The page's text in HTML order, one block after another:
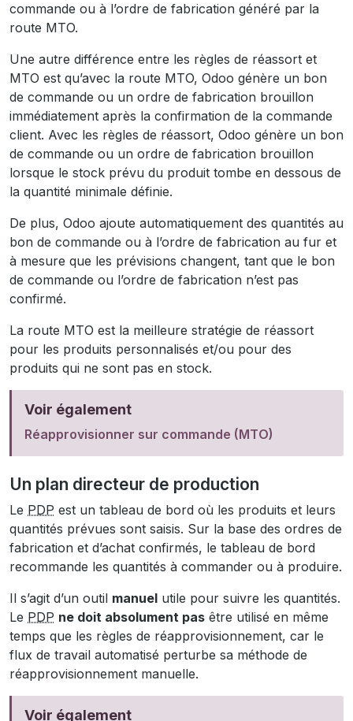
commande ou à l’ordre de fabrication généré par la
route MTO.
Une autre différence entre les règles de réassort et
MTO est qu’avec la route MTO, Odoo génère un bon
de commande ou un ordre de fabrication brouillon
immédiatement après la confirmation de la commande
client. Avec les règles de réassort, Odoo génère un bon
de commande ou un ordre de fabrication brouillon
lorsque le stock prévu du produit tombe en dessous de
la quantité minimale définie.
De plus, Odoo ajoute automatiquement des quantités au
bon de commande ou à l’ordre de fabrication au fur et
à mesure que les prévisions changent, tant que le bon
de commande ou l’ordre de fabrication n’est pas
confirmé.
La route MTO est la meilleure stratégie de réassort
pour les produits personnalisés et/ou pour des
produits qui ne sont pas en stock.
Voir également
Réapprovisionner sur commande (MTO)
Un plan directeur de production
Le PDP est un tableau de bord où les produits et leurs
quantités prévues sont saisis. Sur la base des ordres de
fabrication et d’achat confirmés, le tableau de bord
recommande les quantités à commander ou à produire.
Il s’agit d’un outil manuel utile pour suivre les quantités.
Le PDP ne doit absolument pas être utilisé en même
temps que les règles de réapprovisionnement, car le
flux de travail automatisé perturbe sa méthode de
réapprovisionnement manuelle.
Voir également